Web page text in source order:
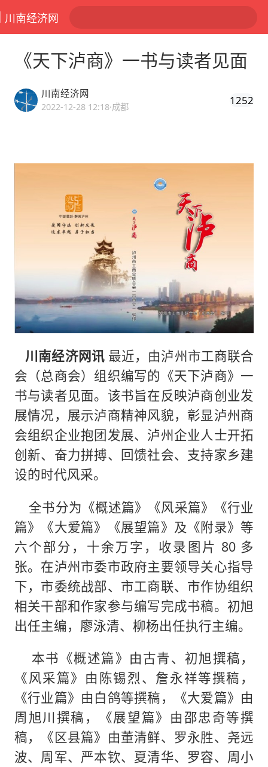
川南经济网
《天下泸商》一书与读者见面
川南经济网
2022-12-28 12:18·成都 1252
川南经济网讯最近，由泸州市工商联合
会（总商会）组织编写的《天下泸商》一
书与读者见面。该书旨在反映泸商创业发
展情况，展示泸商精神风貌，彰显泸州商
会组织企业抱团发展、泸州企业人士开拓
创新、奋力拼搏、回馈社会、支持家乡建
设的时代风采。
全书分为《概述篇》《风采篇》《行业
篇》《大爱篇》《展望篇》及《附录》等
六个部分，十余万字，收录图片 80 多
张。在泸州市委市政府主要领导关心指导
下，市委统战部、市工商联、市作协组织
相关干部和作家参与编写完成书稿。初旭
出任主编，廖泳清、柳杨出任执行主编。
本书《概述篇》由古青、初旭撰稿，
《风采篇》由陈锡烈、詹永祥等撰稿，
《行业篇》由白鸽等撰稿，《大爱篇》由
周旭川撰稿，《展望篇》由邵忠奇等撰
稿，《区县篇》由董清鲜、罗永胜、尧远
波、周军、严本钦、夏清华、罗容、周小